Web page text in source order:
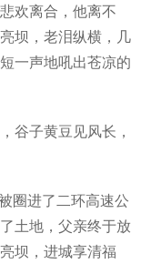
欢离合，他离不
坝，老泪纵横，几
一声地吼出苍凉的
子黄豆见风长，
圈进了二环高速公
土地，父亲终于放
坝，进城享清福